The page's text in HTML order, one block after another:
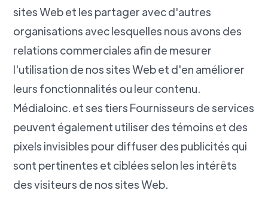
sites Web et les partager avec d'autres
organisations avec lesquelles nous avons des
relations commerciales afin de mesurer
l'utilisation de nos sites Web et d'en améliorer
leurs fonctionnalités ou leur contenu.
Médialoinc. et ses tiers Fournisseurs de services
peuvent également utiliser des témoins et des
pixels invisibles pour diffuser des publicités qui
sont pertinentes et ciblées selon les intérêts
des visiteurs de nos sites Web.